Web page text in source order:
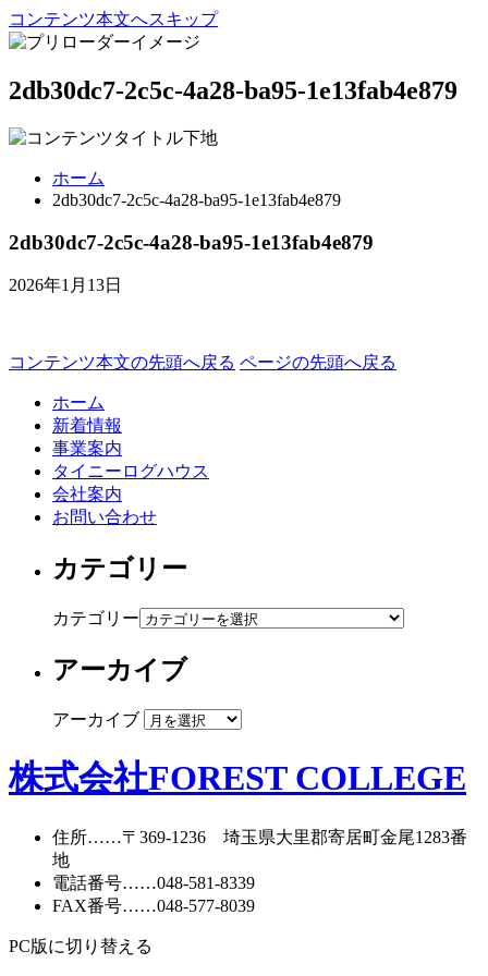
コンテンツ本文へスキップ
2db30dc7-2c5c-4a28-ba95-1e13fab4e879
ホーム
2db30dc7-2c5c-4a28-ba95-1e13fab4e879
2db30dc7-2c5c-4a28-ba95-1e13fab4e879
2026年1月13日
コンテンツ本文の先頭へ戻る ページの先頭へ戻る
ホーム
新着情報
事業案内
タイニーログハウス
会社案内
お問い合わせ
カテゴリー
カテゴリー
アーカイブ
アーカイブ
株式会社FOREST COLLEGE
住所……〒369-1236 埼玉県大里郡寄居町金尾1283番
地
電話番号……048-581-8339
FAX番号……048-577-8039
PC版に切り替える